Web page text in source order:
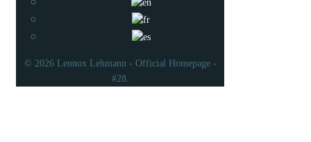
© 2026 Lennox Lehmann - Official Homepage -
#28.